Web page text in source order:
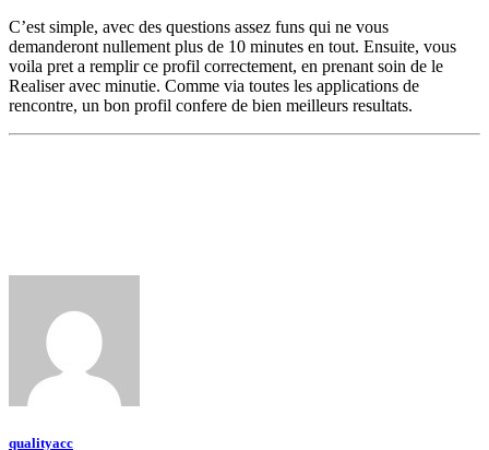
C’est simple, avec des questions assez funs qui ne vous
demanderont nullement plus de 10 minutes en tout. Ensuite, vous
voila pret a remplir ce profil correctement, en prenant soin de le
Realiser avec minutie. Comme via toutes les applications de
rencontre, un bon profil confere de bien meilleurs resultats.
qualityacc